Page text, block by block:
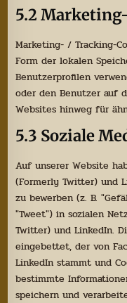
5.2
Marketing- / Tracking-
Form der lokalen
Benutzerprofilen
oder den Benutzer auf
Websites hinweg für
5.3 Soziale
Auf unserer Website
(Formerly Twitter) und
zu bewerben (z. B.
"Tweet") in sozialen
Twitter) und LinkedIn.
eingebettet, der von
LinkedIn stammt und
bestimmte
speichern und